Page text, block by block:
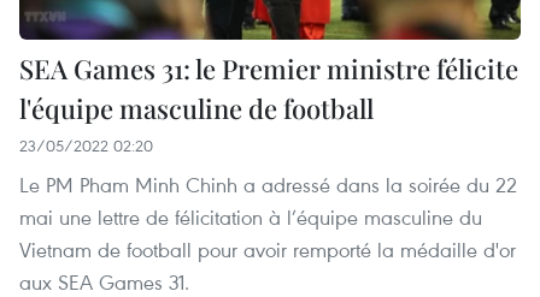
SEA Games 31: le Premier ministre félicite
l'équipe masculine de football
23/05/2022 02:20
Le PM Pham Minh Chinh a adressé dans la soirée du 22
mai une lettre de félicitation à l’équipe masculine du
Vietnam de football pour avoir remporté la médaille d'or
aux SEA Games 31.